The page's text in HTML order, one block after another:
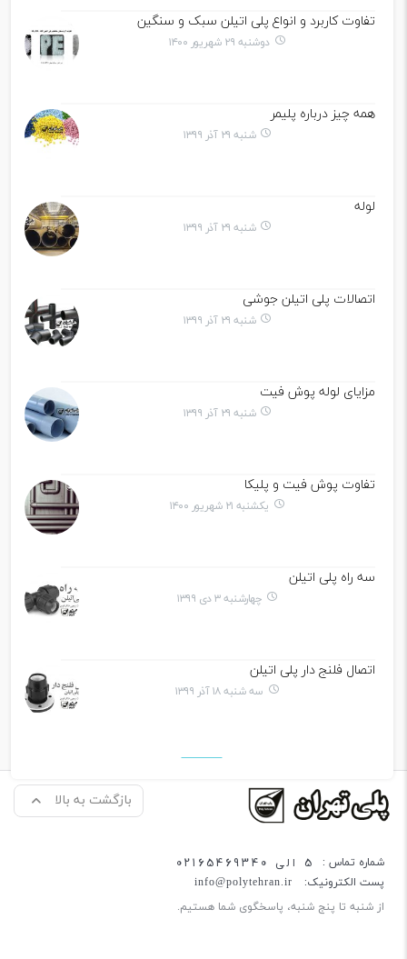
تفاوت کاربرد و انواع پلی اتیلن سبک و سنگین
دوشنبه ۲۹ شهریور ۱۴۰۰
همه چیز درباره پلیمر
شنبه ۲۹ آذر ۱۳۹۹
لوله
شنبه ۲۹ آذر ۱۳۹۹
اتصالات پلی اتیلن جوشی
شنبه ۲۹ آذر ۱۳۹۹
مزایای لوله پوش فیت
شنبه ۲۹ آذر ۱۳۹۹
تفاوت پوش فیت و پلیکا
یکشنبه ۲۱ شهریور ۱۴۰۰
سه راه پلی اتیلن
چهارشنبه ۳ دی ۱۳۹۹
اتصال فلنج دار پلی اتیلن
سه شنبه ۱۸ آذر ۱۳۹۹
بازگشت به بالا
شماره تماس : 5 الی 02165469340
پست الکترونیک: info@polytehran.ir
از شنبه تا پنج شنبه، پاسخگوی شما هستیم.